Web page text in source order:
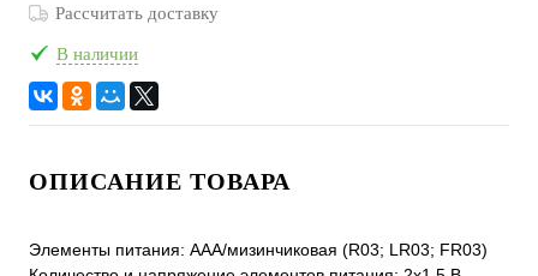
Рассчитать доставку
В наличии
ОПИСАНИЕ ТОВАРА
Элементы питания: ААА/мизинчиковая (R03; LR03; FR03)